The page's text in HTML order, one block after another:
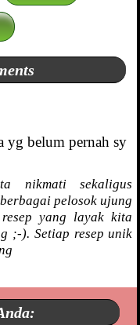
yg belum pernah sy
nikmati sekaligus
pelosok ujung
yang layak kita
;-). Setiap resep unik